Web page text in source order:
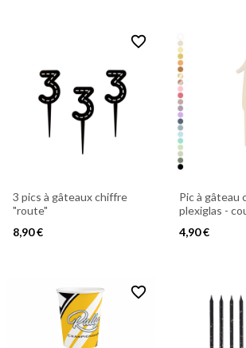
favorite_border
3 pics à gâteaux chiffre
"route"
8,90 €
Pic à gâteau
plexiglas -
4,90 €
favorite_border